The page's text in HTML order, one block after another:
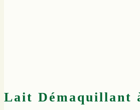
Lait Démaquillant